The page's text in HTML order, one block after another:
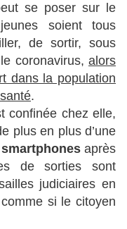
se poser sur le
soient tous
de sortir, sous
coronavirus, alors
dans la population
.
confinée chez elle,
plus en plus d’une
après
de sorties sont
judiciaires en
si le citoyen